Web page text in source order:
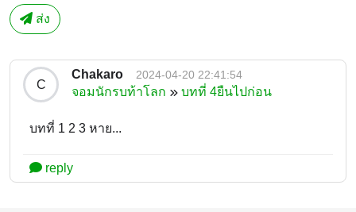
ส่ง
C
Chakaro 2024-04-20 22:41:54
จอมนักรบท้าโลก บทที่ 4ยืนไปก่อน
บทที่ 1 2 3 หาย...
reply